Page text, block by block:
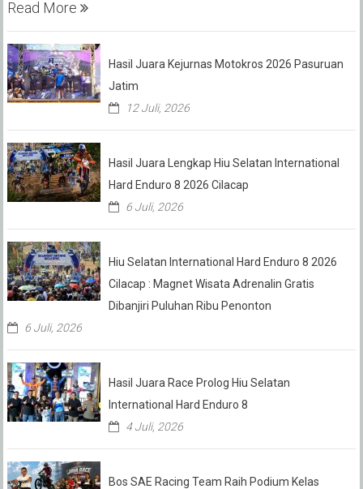
Read More
Hasil Juara Kejurnas Motokros 2026 Pasuruan
Jatim
12 Juli, 2026
Hasil Juara Lengkap Hiu Selatan International
Hard Enduro 8 2026 Cilacap
6 Juli, 2026
Hiu Selatan International Hard Enduro 8 2026
Cilacap : Magnet Wisata Adrenalin Gratis
Dibanjiri Puluhan Ribu Penonton
6 Juli, 2026
Hasil Juara Race Prolog Hiu Selatan
International Hard Enduro 8
4 Juli, 2026
Bos SAE Racing Team Raih Podium Kelas